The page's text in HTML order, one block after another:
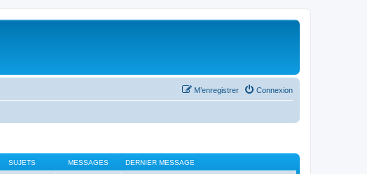
Connexion
M’enregistrer
SUJETS MESSAGES DERNIER MESSAGE